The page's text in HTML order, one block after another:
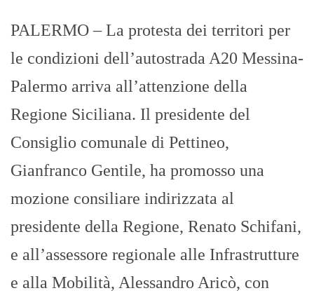
PALERMO – La protesta dei territori per
le condizioni dell’autostrada A20 Messina-
Palermo arriva all’attenzione della
Regione Siciliana. Il presidente del
Consiglio comunale di Pettineo,
Gianfranco Gentile, ha promosso una
mozione consiliare indirizzata al
presidente della Regione, Renato Schifani,
e all’assessore regionale alle Infrastrutture
e alla Mobilità, Alessandro Aricò, con